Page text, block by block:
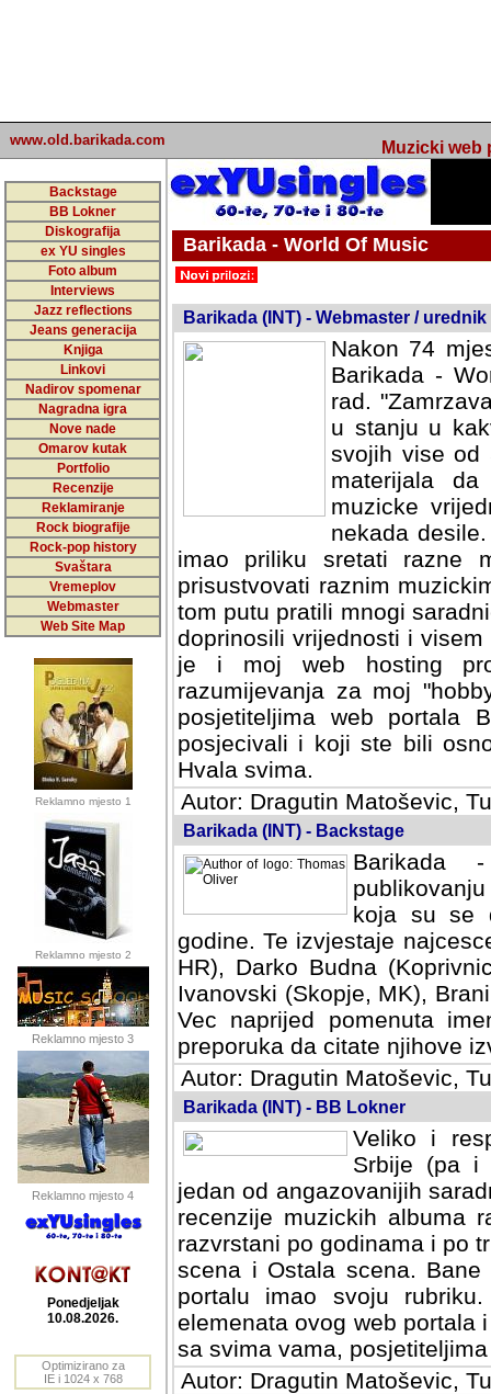
www.old.barikada.com Muzicki web
Backstage
BB Lokner
Diskografija
ex YU singles
Foto album
Interviews
Jazz reflections
Jeans generacija
Knjiga
Linkovi
Nadirov spomenar
Nagradna igra
Nove nade
Omarov kutak
Portfolio
Recenzije
Reklamiranje
Rock biografije
Rock-pop history
Svaštara
Vremeplov
Webmaster
Web Site Map
Reklamno mjesto 1
Reklamno mjesto 2
Reklamno mjesto 3
Reklamno mjesto 4
Ponedjeljak
10.08.2026.
Optimizirano za
IE i 1024 x 768
Barikada - World Of Music
Barikada (INT) - Webmaster / urednik
Nakon 74
Barikada -
rad.
u stanju u
svojih vise od
materijala
muzicke
nekada
imao priliku sretati razne
prisustvovati raznim
tom putu pratili mnogi
doprinosili vrijednosti i
je i moj web hosting
razumijevanja za moj
posjetiteljima web portala
posjecivali i koji ste bili
Hvala svima.
Autor: Dragutin Matoševic,
Barikada (INT) - Backstage
Barikada
koja su se
godine. Te izvjestaje
HR), Darko Budna
Ivanovski (Skopje, MK),
Vec naprijed pomenuta
preporuka da citate njihove
Autor: Dragutin Matoševic,
Barikada (INT) - BB Lokner
Veliko i
Srbije (pa i
jedan od angazovanijih
recenzije muzickih albuma
razvrstani po godinama i po
scena i Ostala scena.
portalu imao svoju
elemenata ovog web portala
sa svima vama,
Autor: Dragutin Matoševic,